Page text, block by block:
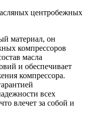
центробежных
материал, он
компрессоров
масла
и обеспечивает
компрессора.
всех
влечет за собой и